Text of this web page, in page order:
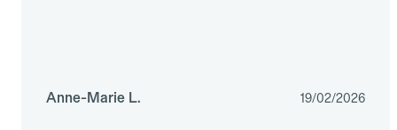
Anne-Marie L. 19/02/2026